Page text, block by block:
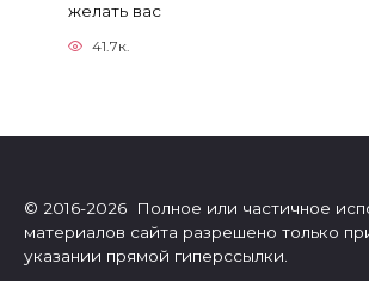
желать вас
41.7к.
© 2016-2026 Полное или частичное
материалов сайта разрешено только
указании прямой гиперссылки.